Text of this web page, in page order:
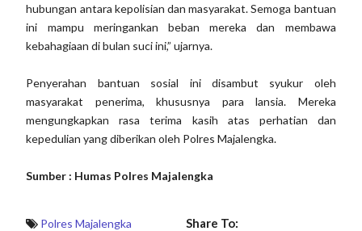
hubungan antara kepolisian dan masyarakat. Semoga bantuan
ini mampu meringankan beban mereka dan membawa
kebahagiaan di bulan suci ini,” ujarnya.
Penyerahan bantuan sosial ini disambut syukur oleh
masyarakat penerima, khususnya para lansia. Mereka
mengungkapkan rasa terima kasih atas perhatian dan
kepedulian yang diberikan oleh Polres Majalengka.
Sumber : Humas Polres Majalengka
Polres Majalengka Share To: